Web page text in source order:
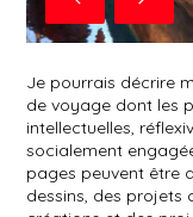
Je pourrais décrire
de voyage dont les
intellectuelles,
socialement
pages peuvent être
dessins, des projets